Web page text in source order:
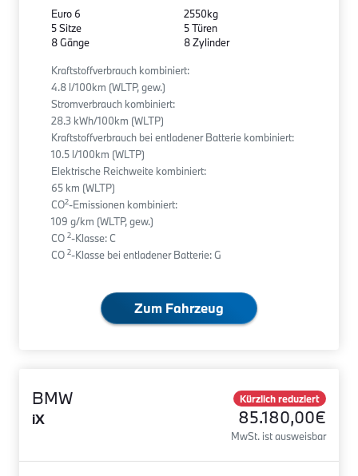
Euro 6
5 Sitze
8 Gänge
2550kg
5 Türen
8 Zylinder
Kraftstoffverbrauch kombiniert:
4.8 l/100km (WLTP, gew.)
Stromverbrauch kombiniert:
28.3 kWh/100km (WLTP)
Kraftstoffverbrauch bei entladener Batterie kombiniert:
10.5 l/100km (WLTP)
Elektrische Reichweite kombiniert:
65 km (WLTP)
CO2-Emissionen kombiniert:
109 g/km (WLTP, gew.)
CO 2-Klasse: C
CO 2-Klasse bei entladener Batterie: G
Zum Fahrzeug
BMW
iX
Kürzlich reduziert
85.180,00€
MwSt. ist ausweisbar